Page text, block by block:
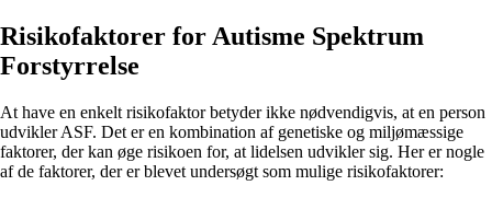
Risikofaktorer for Autisme Spektrum
Forstyrrelse
At have en enkelt risikofaktor betyder ikke nødvendigvis, at en person
udvikler ASF. Det er en kombination af genetiske og miljømæssige
faktorer, der kan øge risikoen for, at lidelsen udvikler sig. Her er nogle
af de faktorer, der er blevet undersøgt som mulige risikofaktorer: